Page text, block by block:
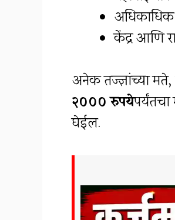
अधिकाधिक
केंद्र आणि
अनेक तज्ज्ञांच्या
२००० रुपये
घेईल.